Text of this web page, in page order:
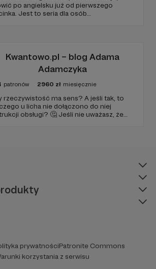
po angielsku już od pierwszego
Jest to seria dla osób
odcinka co czwartek.
Kwantowo.pl – blog Adama
Adamczyka
patronów 2960 zł miesięcznie
rzeczywistość ma sens? A jeśli tak, to
u licha nie dołączono do niej
obsługi? 🤔 Jeśli nie uważasz, że
prywatnościPatronite Commons
korzystania z serwisu